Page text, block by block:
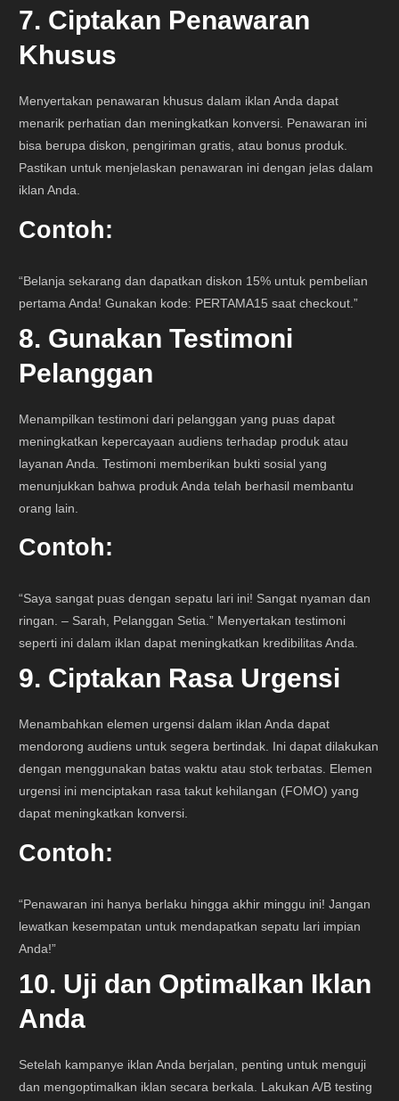
7. Ciptakan Penawaran
Khusus
Menyertakan penawaran khusus dalam iklan Anda dapat
menarik perhatian dan meningkatkan konversi. Penawaran ini
bisa berupa diskon, pengiriman gratis, atau bonus produk.
Pastikan untuk menjelaskan penawaran ini dengan jelas dalam
iklan Anda.
Contoh:
“Belanja sekarang dan dapatkan diskon 15% untuk pembelian
pertama Anda! Gunakan kode: PERTAMA15 saat checkout.”
8. Gunakan Testimoni
Pelanggan
Menampilkan testimoni dari pelanggan yang puas dapat
meningkatkan kepercayaan audiens terhadap produk atau
layanan Anda. Testimoni memberikan bukti sosial yang
menunjukkan bahwa produk Anda telah berhasil membantu
orang lain.
Contoh:
“Saya sangat puas dengan sepatu lari ini! Sangat nyaman dan
ringan. – Sarah, Pelanggan Setia.” Menyertakan testimoni
seperti ini dalam iklan dapat meningkatkan kredibilitas Anda.
9. Ciptakan Rasa Urgensi
Menambahkan elemen urgensi dalam iklan Anda dapat
mendorong audiens untuk segera bertindak. Ini dapat dilakukan
dengan menggunakan batas waktu atau stok terbatas. Elemen
urgensi ini menciptakan rasa takut kehilangan (FOMO) yang
dapat meningkatkan konversi.
Contoh:
“Penawaran ini hanya berlaku hingga akhir minggu ini! Jangan
lewatkan kesempatan untuk mendapatkan sepatu lari impian
Anda!”
10. Uji dan Optimalkan Iklan
Anda
Setelah kampanye iklan Anda berjalan, penting untuk menguji
dan mengoptimalkan iklan secara berkala. Lakukan A/B testing